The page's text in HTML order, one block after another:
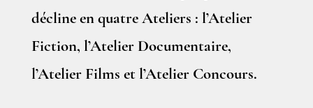
décline en quatre Ateliers : l’Atelier
Fiction, l’Atelier Documentaire,
l’Atelier Films et l’Atelier Concours.